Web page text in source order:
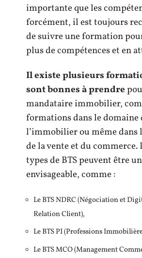
importante que les
forcément, il est toujours
de suivre une formation
plus de compétences et en
Il existe plusieurs
sont bonnes à prendre
mandataire immobilier,
formations dans le domaine
l’immobilier ou même dans
de la vente et du commerce.
types de BTS peuvent être
envisageable, comme :
Le BTS NDRC (Négociation et
Relation Client),
Le BTS PI (Professions
Le BTS MCO (Management